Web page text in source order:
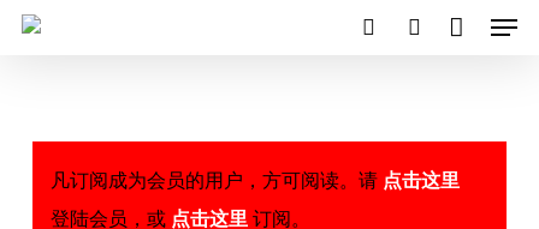
Skip
凡订阅成为会员的用户，方可阅读。请点击这里
登陆会员，或点击这里订阅。